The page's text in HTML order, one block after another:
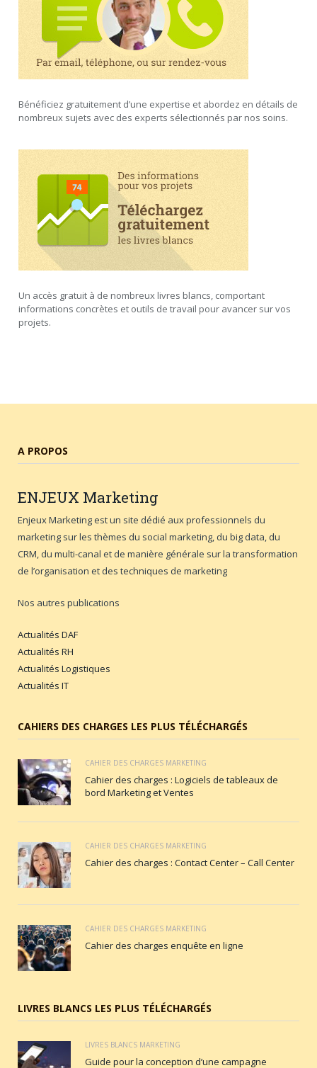
Bénéficiez gratuitement d’une expertise et abordez en détails de
nombreux sujets avec des experts sélectionnés par nos soins.
Un accès gratuit à de nombreux livres blancs, comportant
informations concrètes et outils de travail pour avancer sur vos
projets.
A PROPOS
ENJEUX Marketing
Enjeux Marketing est un site dédié aux professionnels du
marketing sur les thèmes du social marketing, du big data, du
CRM, du multi-canal et de manière générale sur la transformation
de l’organisation et des techniques de marketing
Nos autres publications
Actualités DAF
Actualités RH
Actualités Logistiques
Actualités IT
CAHIERS DES CHARGES LES PLUS TÉLÉCHARGÉS
CAHIER DES CHARGES MARKETING
Cahier des charges : Logiciels de tableaux de
bord Marketing et Ventes
CAHIER DES CHARGES MARKETING
Cahier des charges : Contact Center – Call Center
CAHIER DES CHARGES MARKETING
Cahier des charges enquête en ligne
LIVRES BLANCS LES PLUS TÉLÉCHARGÉS
LIVRES BLANCS MARKETING
Guide pour la conception d’une campagne